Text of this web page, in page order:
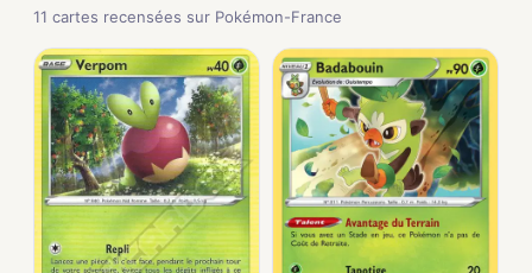
11 cartes recensées sur Pokémon-France